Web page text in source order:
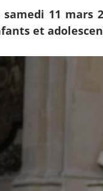
samedi 11 mars
et